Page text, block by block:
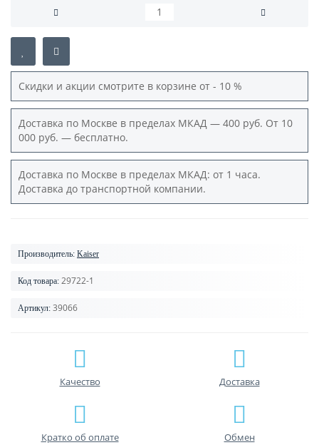
Скидки и акции смотрите в корзине от - 10 %
Доставка по Москве в пределах МКАД — 400 руб. От 10
000 руб. — бесплатно.
Доставка по Москве в пределах МКАД: от 1 часа.
Доставка до транспортной компании.
Производитель: Kaiser
Код товара: 29722-1
Артикул: 39066
Качество Доставка
Кратко об оплате Обмен